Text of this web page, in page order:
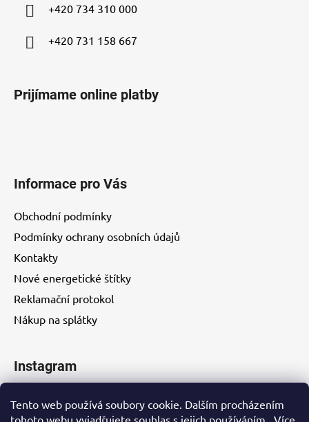
Tento web používá soubory cookie. Dalším procházením
tohoto webu vyjadřujete souhlas s jejich používáním.. Více
+420 734 310 000
+420 731 158 667
Prijímame online platby
Informace pro Vás
Obchodní podmínky
Podmínky ochrany osobních údajů
Kontakty
Nové energetické štítky
Reklamační protokol
Nákup na splátky
Instagram